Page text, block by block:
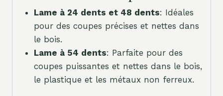
Lame à 24 dents et 48 dents: Idéales
pour des coupes précises et nettes dans
le bois.
Lame à 54 dents: Parfaite pour des
coupes puissantes et nettes dans le bois,
le plastique et les métaux non ferreux.